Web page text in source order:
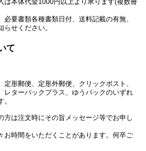
必要書類各種書類日付、送料記載の有無、
らせください。
て
定形郵便、定形外郵便、クリックポスト、
レターパックプラス、ゆうパックのいずれ
方は注文時にその旨メッセージ等でお申し
お時間をいただくことがあります。何卒ご